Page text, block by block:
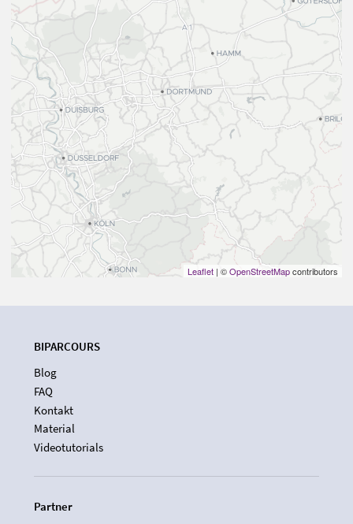
Leaflet | ©OpenStreetMapcontributors
BIPARCOURS
Blog
FAQ
Kontakt
Material
Videotutorials
Partner